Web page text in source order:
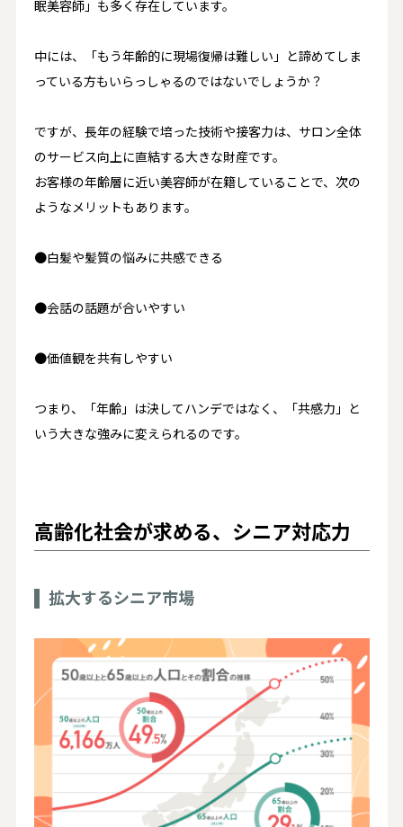
眠美容師」も多く存在しています。
中には、「もう年齢的に現場復帰は難しい」と諦めてしま
っている方もいらっしゃるのではないでしょうか？
ですが、長年の経験で培った技術や接客力は、サロン全体
のサービス向上に直結する大きな財産です。
お客様の年齢層に近い美容師が在籍していることで、次の
ようなメリットもあります。
●白髪や髪質の悩みに共感できる
●会話の話題が合いやすい
●価値観を共有しやすい
つまり、「年齢」は決してハンデではなく、「共感力」と
いう大きな強みに変えられるのです。
高齢化社会が求める、シニア対応力
拡大するシニア市場